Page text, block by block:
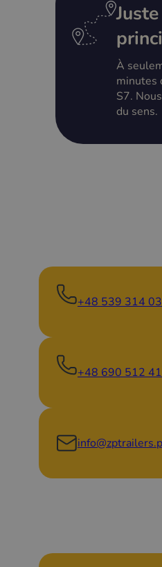
À
minutes
S7.
du sens.
+48 539 314
+48 690 512